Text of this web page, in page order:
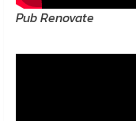
Pub Renovate